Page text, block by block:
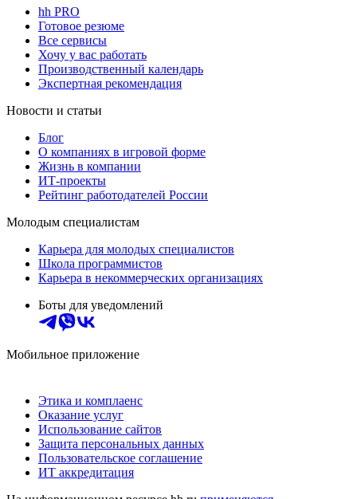
hh PRO
Готовое резюме
Все сервисы
Хочу у вас работать
Производственный календарь
Экспертная рекомендация
Новости и статьи
Блог
О компаниях в игровой форме
Жизнь в компании
ИТ-проекты
Рейтинг работодателей России
Молодым специалистам
Карьера для молодых специалистов
Школа программистов
Карьера в некоммерческих организациях
Боты для уведомлений
Мобильное приложение
Этика и комплаенс
Оказание услуг
Использование сайтов
Защита персональных данных
Пользовательское соглашение
ИТ аккредитация